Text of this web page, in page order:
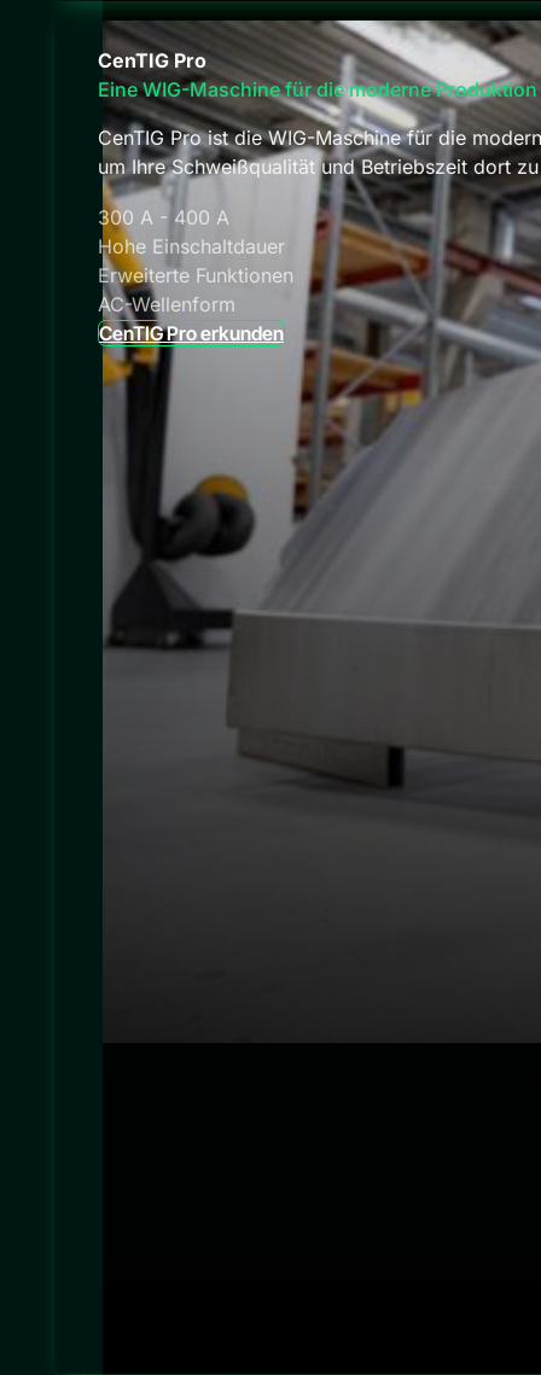
CenTIG Pro
Eine WIG-Maschine für die moderne Produktion
CenTIG Pro ist die WIG-Maschine für die
um Ihre Schweißqualität und Betriebszeit dort
300 A - 400 A
Hohe Einschaltdauer
Erweiterte Funktionen
AC-Wellenform
CenTIG Pro erkunden